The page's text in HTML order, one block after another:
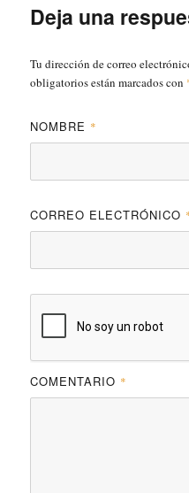
Deja una
Tu dirección de correo
obligatorios están marcados con
NOMBRE *
CORREO ELECTRÓNICO
COMENTARIO *